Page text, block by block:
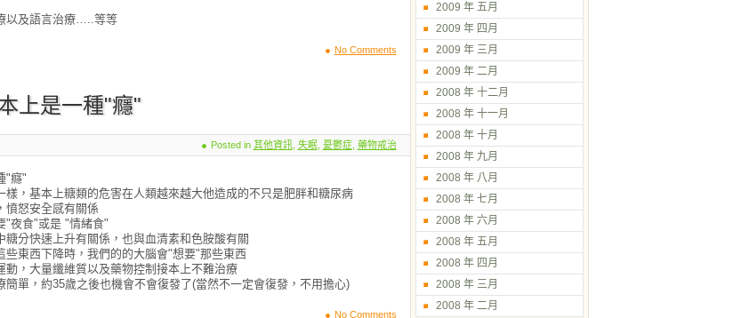
以及語言治療…..等等
No Comments
上是一種"癮"
Posted in 其他資訊, 失眠, 憂鬱症, 藥物戒治
"癮"
樣，基本上糖類的危害在人類越來越大他造成的不只是肥胖和糖尿病
憤怒安全感有關係
"夜食"或是 "情緒食"
糖分快速上升有關係，也與血清素和色胺酸有關
些東西下降時，我們的的大腦會"想要"那些東西
動，大量纖維質以及藥物控制接本上不難治療
簡單，約35歲之後也機會不會復發了(當然不一定會復發，不用擔心)
No Comments
2009 年 五月
2009 年 四月
2009 年 三月
2009 年 二月
2008 年 十二月
2008 年 十一月
2008 年 十月
2008 年 九月
2008 年 八月
2008 年 七月
2008 年 六月
2008 年 五月
2008 年 四月
2008 年 三月
2008 年 二月